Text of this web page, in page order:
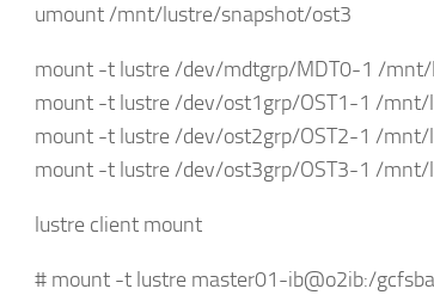
umount /mnt/lustre/snapshot/ost3
mount -t lustre /dev/mdtgrp/MDT0-1 /
mount -t lustre /dev/ost1grp/OST1-1 /
mount -t lustre /dev/ost2grp/OST2-1 /
mount -t lustre /dev/ost3grp/OST3-1 /
lustre client mount
# mount -t lustre master01-ib@o2ib:/